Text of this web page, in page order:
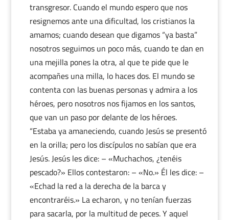
transgresor. Cuando el mundo espero que nos
resignemos ante una dificultad, los cristianos la
amamos; cuando desean que digamos “ya basta”
nosotros seguimos un poco más, cuando te dan en
una mejilla pones la otra, al que te pide que le
acompañes una milla, lo haces dos. El mundo se
contenta con las buenas personas y admira a los
héroes, pero nosotros nos fijamos en los santos,
que van un paso por delante de los héroes.
“Estaba ya amaneciendo, cuando Jesús se presentó
en la orilla; pero los discípulos no sabían que era
Jesús. Jesús les dice: – «Muchachos, ¿tenéis
pescado?» Ellos contestaron: – «No.» Él les dice: –
«Echad la red a la derecha de la barca y
encontraréis.» La echaron, y no tenían fuerzas
para sacarla, por la multitud de peces. Y aquel